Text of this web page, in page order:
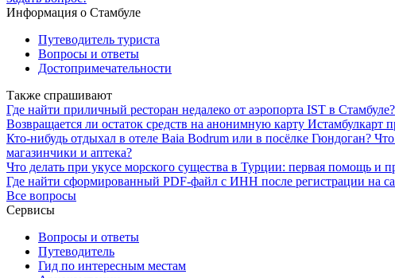
Информация о Стамбуле
Путеводитель туриста
Вопросы и ответы
Достопримечательности
Также спрашивают
Где найти приличный ресторан недалеко от аэропорта IST в Стамбуле?
Возвращается ли остаток средств на анонимную карту Истамбулкарт
Кто-нибудь отдыхал в отеле Baia Bodrum или в посёлке Гюндоган?
магазинчики и аптека?
Что делать при укусе морского существа в Турции: первая помощь и
Где найти сформированный PDF-файл с ИНН после регистрации на
Все вопросы
Сервисы
Вопросы и ответы
Путеводитель
Гид по интересным местам